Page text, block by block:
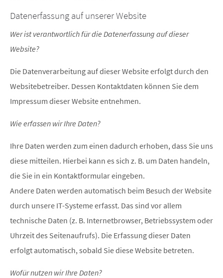
Datenerfassung auf unserer Website
Wer ist verantwortlich für die Datenerfassung auf dieser
Website?
Die Datenverarbeitung auf dieser Website erfolgt durch den
Websitebetreiber. Dessen Kontaktdaten können Sie dem
Impressum dieser Website entnehmen.
Wie erfassen wir Ihre Daten?
Ihre Daten werden zum einen dadurch erhoben, dass Sie uns
diese mitteilen. Hierbei kann es sich z. B. um Daten handeln,
die Sie in ein Kontaktformular eingeben.
Andere Daten werden automatisch beim Besuch der Website
durch unsere IT-Systeme erfasst. Das sind vor allem
technische Daten (z. B. Internetbrowser, Betriebssystem oder
Uhrzeit des Seitenaufrufs). Die Erfassung dieser Daten
erfolgt automatisch, sobald Sie diese Website betreten.
Wofür nutzen wir Ihre Daten?